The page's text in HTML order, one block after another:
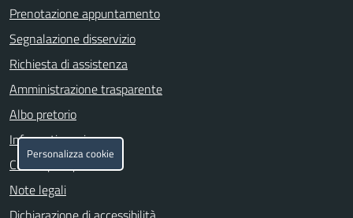
Prenotazione appuntamento
Segnalazione disservizio
Richiesta di assistenza
Amministrazione trasparente
Albo pretorio
Informativa privacy
Cookie policy
Note legali
Personalizza cookie